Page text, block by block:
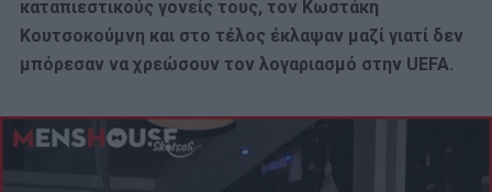
καταπιεστικούς γονείς τους, τον Κωστάκη
Κουτσοκούμνη και στο τέλος έκλαψαν μαζί γιατί δεν
μπόρεσαν να χρεώσουν τον λογαριασμό στην UEFA.